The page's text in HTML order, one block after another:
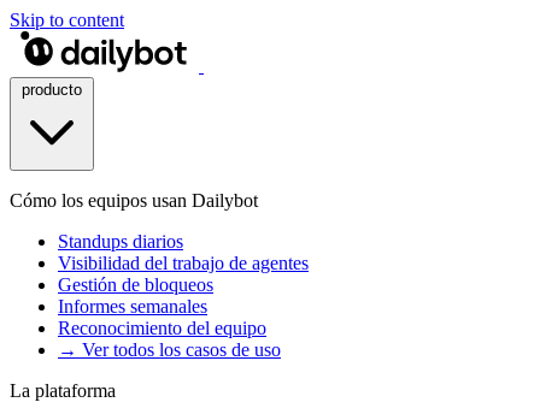
Skip to content
Cómo los equipos usan Dailybot
Standups diarios
Visibilidad del trabajo de agentes
Gestión de bloqueos
Informes semanales
Reconocimiento del equipo
→ Ver todos los casos de uso
La plataforma